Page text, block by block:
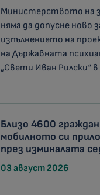
Министерството на
няма да допусне ново
изпълнението на
на Държавната
„Свети Иван Рилски“
Близо 4600
мобилното си
през изминалата
03 август 2026